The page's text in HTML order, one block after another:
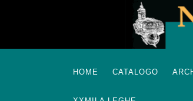
HOME CATALOGO